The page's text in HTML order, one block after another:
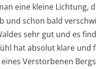
eine kleine Lichtung,
und schon bald
sehr gut und es
hat absolut klare
Verstorbenen